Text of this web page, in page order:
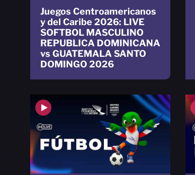
Juegos Centroamericanos
y del Caribe 2026: LIVE
SOFTBOL MASCULINO
REPUBLICA DOMINICANA
vs GUATEMALA SANTO
DOMINGO 2026